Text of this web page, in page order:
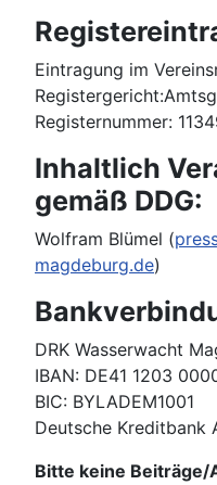
Eintragung im
Registernummer:
Inhaltlich
gemäß DDG:
Wolfram Blümel (
magdeburg.de)
DRK Wasserwacht
IBAN: DE41 1203
BIC: BYLADEM1001
Deutsche Kreditbank
Bitte keine